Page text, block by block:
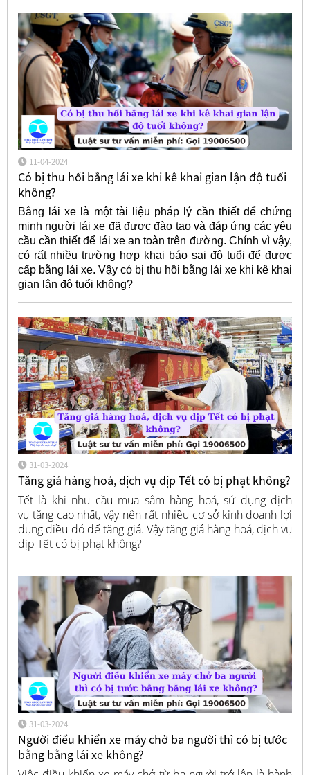
11-04-2024
Có bị thu hồi bằng lái xe khi kê khai gian lận độ tuổi
không?
Bằng lái xe là một tài liệu pháp lý cần thiết để chứng
minh người lái xe đã được đào tạo và đáp ứng các yêu
cầu cần thiết để lái xe an toàn trên đường. Chính vì vậy,
có rất nhiều trường hợp khai báo sai độ tuổi để được
cấp bằng lái xe. Vậy có bị thu hồi bằng lái xe khi kê khai
gian lận độ tuổi không?
31-03-2024
Tăng giá hàng hoá, dịch vụ dịp Tết có bị phạt không?
Tết là khi nhu cầu mua sắm hàng hoá, sử dụng dịch
vụ tăng cao nhất, vậy nên rất nhiều cơ sở kinh doanh lợi
dụng điều đó để tăng giá. Vậy tăng giá hàng hoá, dịch vụ
dịp Tết có bị phạt không?
31-03-2024
Người điều khiển xe máy chở ba người thì có bị tước
bằng bằng lái xe không?